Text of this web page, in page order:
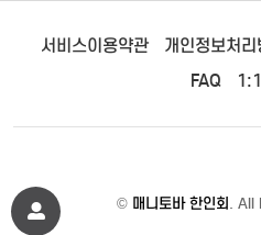
서비스이용약관 개인정보처리
FAQ
© 매니토바 한인회. All